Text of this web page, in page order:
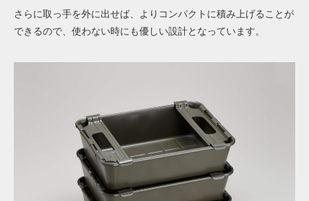
さらに取っ手を外に出せば、よりコンパクトに積み上げることが
できるので、使わない時にも優しい設計となっています。